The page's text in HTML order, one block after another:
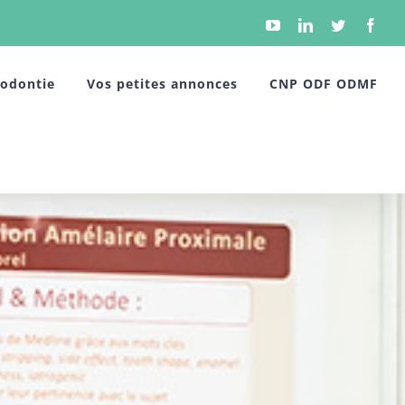
YouTubeLinkedinTwitter
Vos petites annonces CNP ODF ODMF